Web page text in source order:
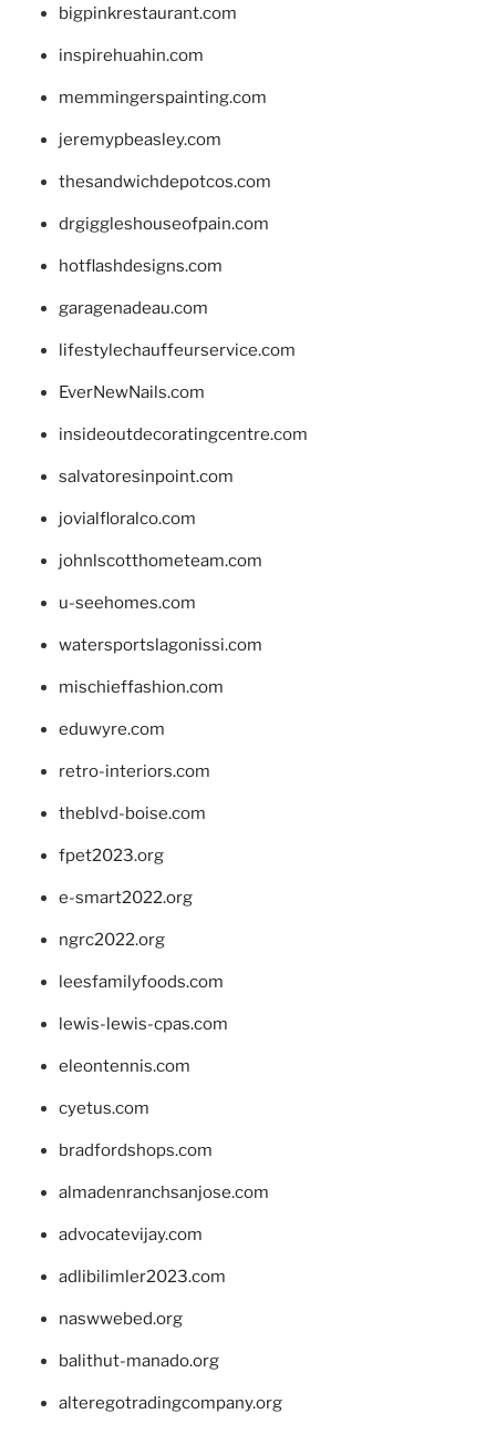
bigpinkrestaurant.com
inspirehuahin.com
memmingerspainting.com
jeremypbeasley.com
thesandwichdepotcos.com
drgiggleshouseofpain.com
hotflashdesigns.com
garagenadeau.com
lifestylechauffeurservice.com
EverNewNails.com
insideoutdecoratingcentre.com
salvatoresinpoint.com
jovialfloralco.com
johnlscotthometeam.com
u-seehomes.com
watersportslagonissi.com
mischieffashion.com
eduwyre.com
retro-interiors.com
theblvd-boise.com
fpet2023.org
e-smart2022.org
ngrc2022.org
leesfamilyfoods.com
lewis-lewis-cpas.com
eleontennis.com
cyetus.com
bradfordshops.com
almadenranchsanjose.com
advocatevijay.com
adlibilimler2023.com
naswwebed.org
balithut-manado.org
alteregotradingcompany.org